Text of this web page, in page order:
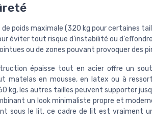
poids maximale (320 kg pour certaines
éviter tout risque d'instabilité ou
ou de zones pouvant provoquer des
épaisse tout en acier offre un
matelas en mousse, en latex ou à
kg, les autres tailles peuvent supporter
un look minimaliste propre et
sous le lit, ce cadre de lit est vraiment